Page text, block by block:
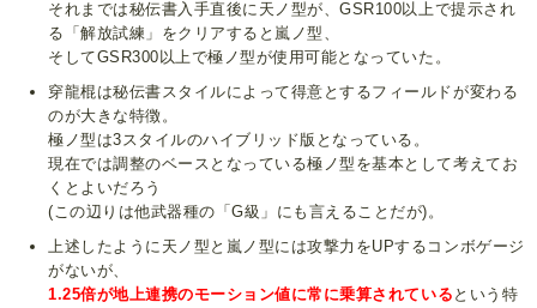
それまでは秘伝書入手直後に天ノ型が、GSR100以上で提示され
る「解放試練」をクリアすると嵐ノ型、
そしてGSR300以上で極ノ型が使用可能となっていた。
穿龍棍は秘伝書スタイルによって得意とするフィールドが変わる
のが大きな特徴。
極ノ型は3スタイルのハイブリッド版となっている。
現在では調整のベースとなっている極ノ型を基本として考えてお
くとよいだろう
(この辺りは他武器種の「G級」にも言えることだが)。
上述したように天ノ型と嵐ノ型には攻撃力をUPするコンボゲージ
がないが、
1.25倍が地上連携のモーション値に常に乗算されている という特